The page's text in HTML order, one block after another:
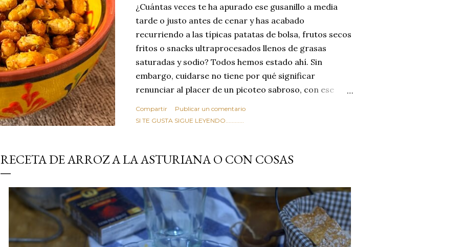
¿Cuántas veces te ha apurado ese gusanillo a media
tarde o justo antes de cenar y has acabado
recurriendo a las típicas patatas de bolsa, frutos secos
fritos o snacks ultraprocesados llenos de grasas
saturadas y sodio? Todos hemos estado ahí. Sin
embargo, cuidarse no tiene por qué significar
renunciar al placer de un picoteo sabroso, con ese
Estas alubias crujientes al horno van a cambiar por
tradicionales y copiosos de invierno. Con esta receta
ingrediente tan humilde como la alubia de La Bañeza
en un snack ligero, dorado, cargado de proteína y
100% natural. Es el sustituto perfecto a los frutos se...
Compartir
Publicar un comentario
SI TE GUSTA SIGUE LEYENDO............
RECETA DE ARROZ A LA ASTURIANA O CON COSAS